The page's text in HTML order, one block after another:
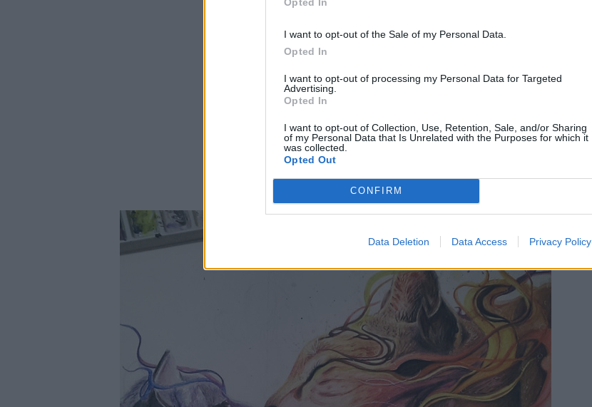
I want to opt-out of the Sale of my Personal Data.
Opted In
I want to opt-out of processing my Personal Data for Targeted
Advertising.
Opted In
I want to opt-out of Collection, Use, Retention, Sale, and/or Sharing
of my Personal Data that Is Unrelated with the Purposes for which it
was collected.
Opted Out
CONFIRM
Data Deletion Data Access Privacy Policy